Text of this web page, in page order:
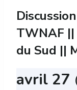
TWNAF
du Sud ||
avril 27